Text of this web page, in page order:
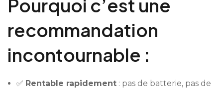
Pourquoi c’est une
recommandation
incontournable :
✅ Rentable rapidement : pas de batterie, pas de